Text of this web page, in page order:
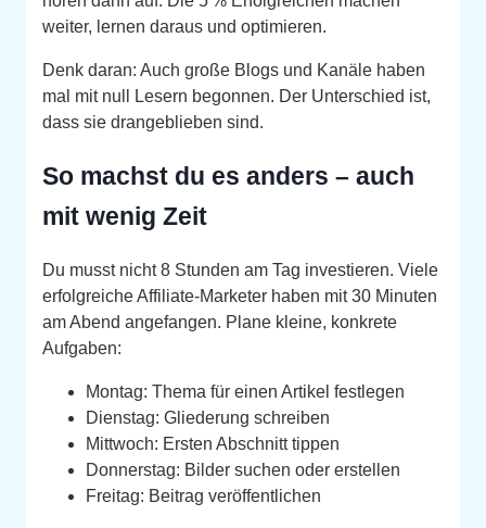
weiter, lernen daraus und optimieren.
Denk daran: Auch große Blogs und Kanäle haben
mal mit null Lesern begonnen. Der Unterschied ist,
dass sie drangeblieben sind.
So machst du es anders – auch
mit wenig Zeit
Du musst nicht 8 Stunden am Tag investieren. Viele
erfolgreiche Affiliate‑Marketer haben mit 30 Minuten
am Abend angefangen. Plane kleine, konkrete
Aufgaben:
Montag: Thema für einen Artikel festlegen
Dienstag: Gliederung schreiben
Mittwoch: Ersten Abschnitt tippen
Donnerstag: Bilder suchen oder erstellen
Freitag: Beitrag veröffentlichen